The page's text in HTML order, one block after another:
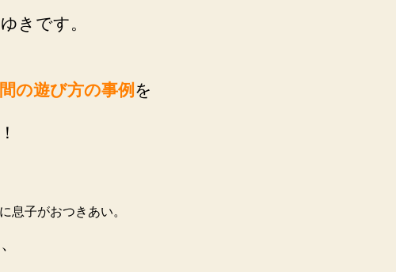
きです。
の遊び方の事例 を
息子がおつきあい。